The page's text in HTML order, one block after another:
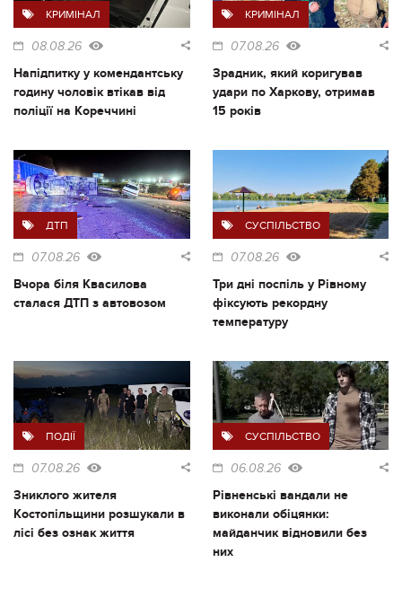
КРИМІНАЛ
08.08.26
Напідпитку у комендантську
годину чоловік втікав від
поліції на Кореччині
КРИМІНАЛ
07.08.26
Зрадник, який коригував
удари по Харкову, отримав
15 років
ДТП
07.08.26
Вчора біля Квасилова
сталася ДТП з автовозом
СУСПІЛЬСТВО
07.08.26
Три дні поспіль у Рівному
фіксують рекордну
температуру
ПОДІЇ
07.08.26
Зниклого жителя
Костопільщини розшукали в
лісі без ознак життя
СУСПІЛЬСТВО
06.08.26
Рівненські вандали не
виконали обіцянки:
майданчик відновили без
них